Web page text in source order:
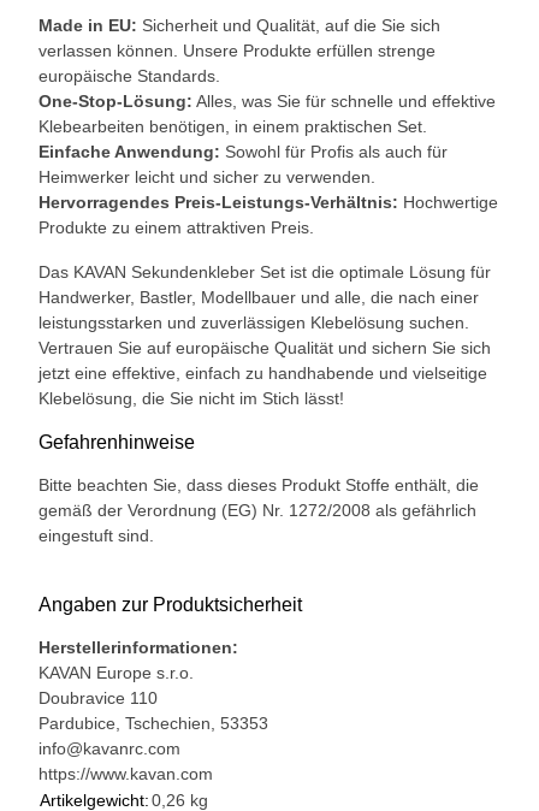
Made in EU: Sicherheit und Qualität, auf die Sie sich
verlassen können. Unsere Produkte erfüllen strenge
europäische Standards.
One-Stop-Lösung: Alles, was Sie für schnelle und effektive
Klebearbeiten benötigen, in einem praktischen Set.
Einfache Anwendung: Sowohl für Profis als auch für
Heimwerker leicht und sicher zu verwenden.
Hervorragendes Preis-Leistungs-Verhältnis: Hochwertige
Produkte zu einem attraktiven Preis.
Das KAVAN Sekundenkleber Set ist die optimale Lösung für
Handwerker, Bastler, Modellbauer und alle, die nach einer
leistungsstarken und zuverlässigen Klebelösung suchen.
Vertrauen Sie auf europäische Qualität und sichern Sie sich
jetzt eine effektive, einfach zu handhabende und vielseitige
Klebelösung, die Sie nicht im Stich lässt!
Gefahrenhinweise
Bitte beachten Sie, dass dieses Produkt Stoffe enthält, die
gemäß der Verordnung (EG) Nr. 1272/2008 als gefährlich
eingestuft sind.
Angaben zur Produktsicherheit
Herstellerinformationen:
KAVAN Europe s.r.o.
Doubravice 110
Pardubice, Tschechien, 53353
info@kavanrc.com
https://www.kavan.com
Artikelgewicht:0,26 kg